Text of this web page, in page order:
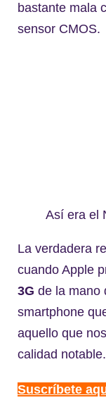
bastante mala
sensor CMOS.
Así era el
La verdadera
cuando Apple
3G de la mano
smartphone
aquello que
calidad notable.
Suscríbete